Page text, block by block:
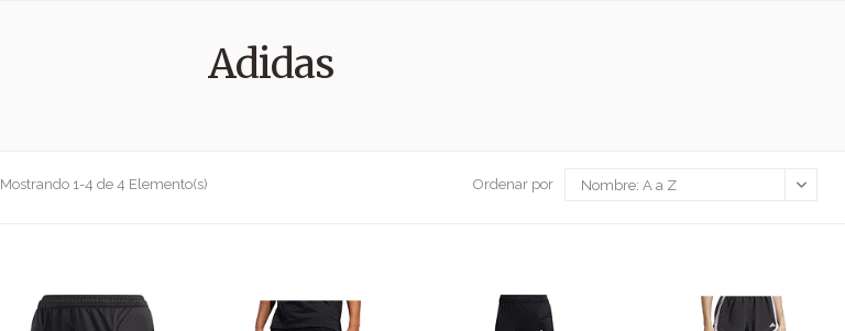
Adidas
Mostrando 1-4 de 4 Elemento(s) Ordenar por